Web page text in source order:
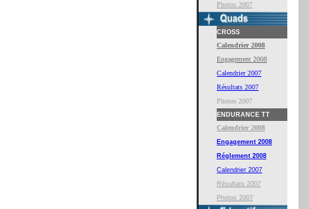
Photos 2007
CROSS
Calendrier 2008
Engagement 2008
Calendrier 2007
Résultats 2007
Photos 2007
ENDURANCE TT
Calendrier 2008
Engagement 2008
Réglement 2008
Calendrier 2007
Résultats 2007
Photos 2007